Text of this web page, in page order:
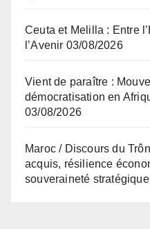
Ceuta et Melilla : Entre
l’Avenir 03/08/2026
Vient de paraître :
démocratisation en
03/08/2026
Maroc / Discours du
acquis, résilience
souveraineté